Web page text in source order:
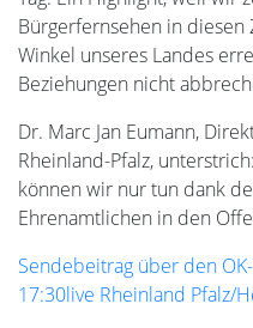
Bürgerfernsehen in diesen
Winkel unseres Landes
Beziehungen nicht
Dr. Marc Jan Eumann,
Rheinland-Pfalz,
können wir nur tun dank
Ehrenamtlichen in den
Sendebeitrag über den
17:30live Rheinland Pfalz/